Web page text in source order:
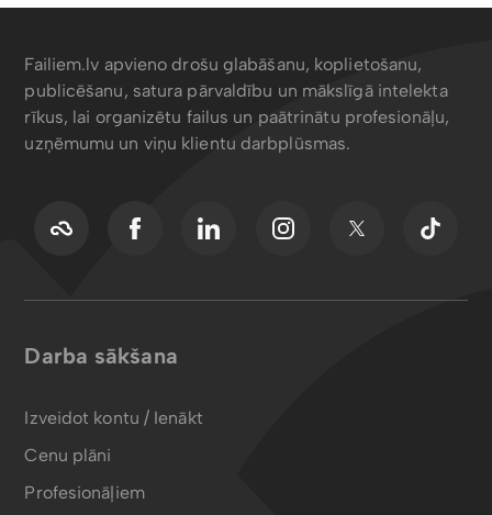
Failiem.lv apvieno drošu glabāšanu, koplietošanu,
publicēšanu, satura pārvaldību un mākslīgā intelekta
rīkus, lai organizētu failus un paātrinātu profesionāļu,
uzņēmumu un viņu klientu darbplūsmas.
Darba sākšana
Izveidot kontu / Ienākt
Cenu plāni
Profesionāļiem